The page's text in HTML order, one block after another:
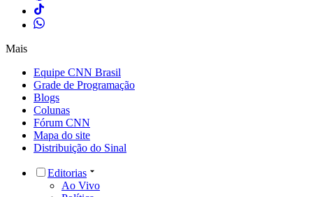
Mais
Equipe CNN Brasil
Grade de Programação
Blogs
Colunas
Fórum CNN
Mapa do site
Distribuição do Sinal
Editorias
Ao Vivo